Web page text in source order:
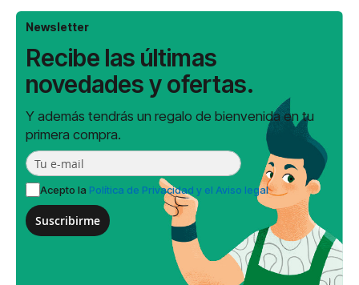
Newsletter
Recibe las últimas
novedades y ofertas.
Y además tendrás un regalo de bienvenida en tu
primera compra.
Acepto la Política de Privacidad y el Aviso legal
Suscribirme